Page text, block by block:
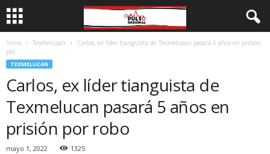
Inicio Texmelucan
Carlos, ex líder tianguista de Texmelucan pasará 5 años en prisión
por...
TEXMELUCAN
Carlos, ex líder tianguista de
Texmelucan pasará 5 años en
prisión por robo
mayo 1, 2022 1325